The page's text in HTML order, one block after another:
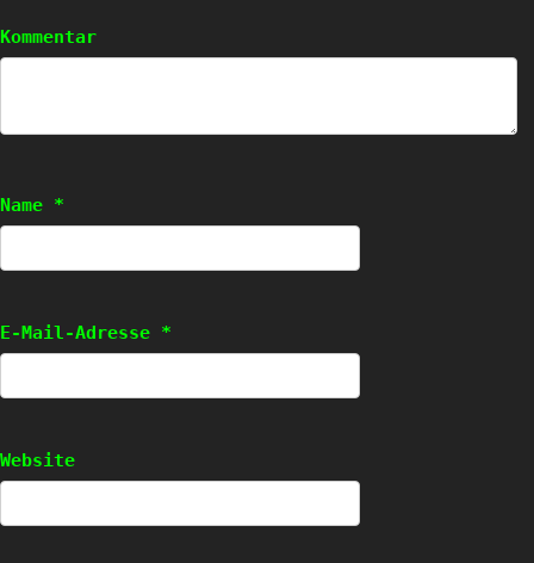
Kommentar
Name *
E-Mail-Adresse *
Website